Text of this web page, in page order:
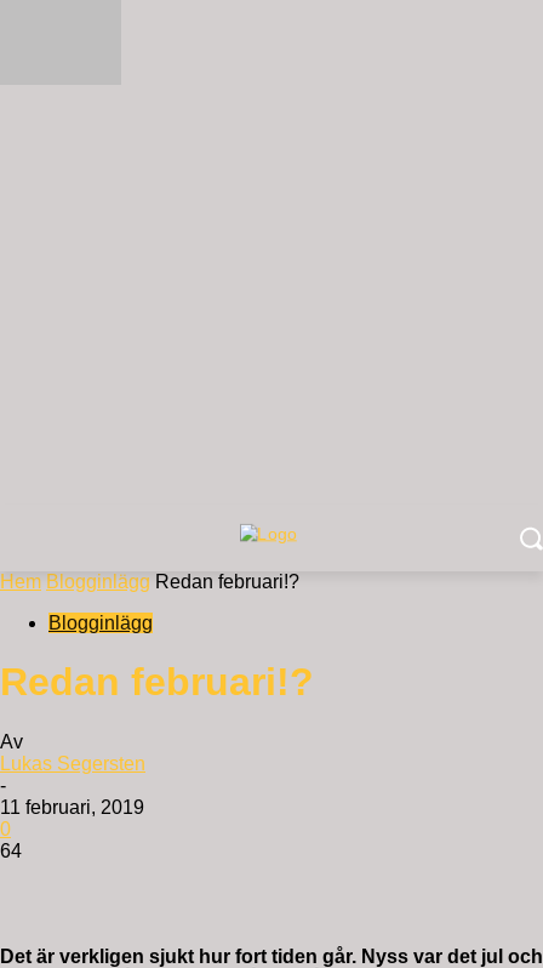
Hem Blogginlägg Redan februari!?
Blogginlägg
Redan februari!?
Av
Lukas Segersten
-
11 februari, 2019
0
64
Det är verkligen sjukt hur fort tiden går. Nyss var det jul och